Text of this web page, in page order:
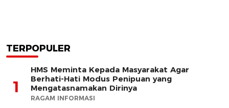
TERPOPULER
1
HMS Meminta Kepada Masyarakat Agar
Berhati-Hati Modus Penipuan yang
Mengatasnamakan Dirinya
RAGAM INFORMASI